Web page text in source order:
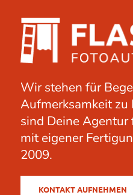
Wir stehen für
Aufmerksamkeit zu
sind Deine
mit eigener
2009.
KONTAKT AUFNEHMEN